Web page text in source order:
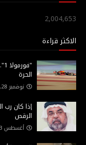
2,004,653
الاكثر قراءة
الحرة
نوفمبر 28, 2020
إذا كان رب
الرقص
أغسطس 23, 2021